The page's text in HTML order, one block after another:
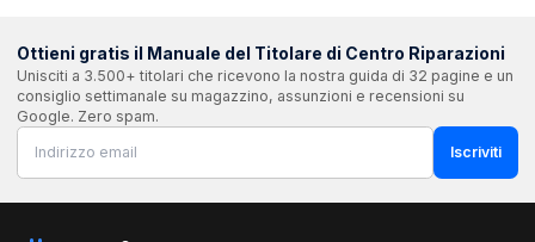
Ottieni gratis il Manuale del Titolare di Centro Riparazioni
Unisciti a 3.500+ titolari che ricevono la nostra guida di 32 pagine e un
consiglio settimanale su magazzino, assunzioni e recensioni su
Google. Zero spam.
Iscriviti